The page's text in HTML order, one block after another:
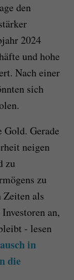
den
2024
und hohe
Nach einer
sich
Gerade
neigen
zu
zu
als
an,
- lesen
in
die